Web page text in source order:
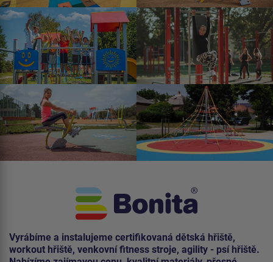
Vyrábíme a instalujeme certifikovaná dětská hřiště,
workout hřiště, venkovní fitness stroje, agility - psí hřiště.